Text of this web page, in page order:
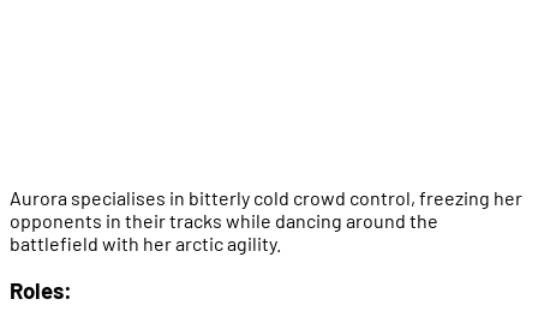
Aurora specialises in bitterly cold crowd control, freezing her
opponents in their tracks while dancing around the
battlefield with her arctic agility.
Roles: